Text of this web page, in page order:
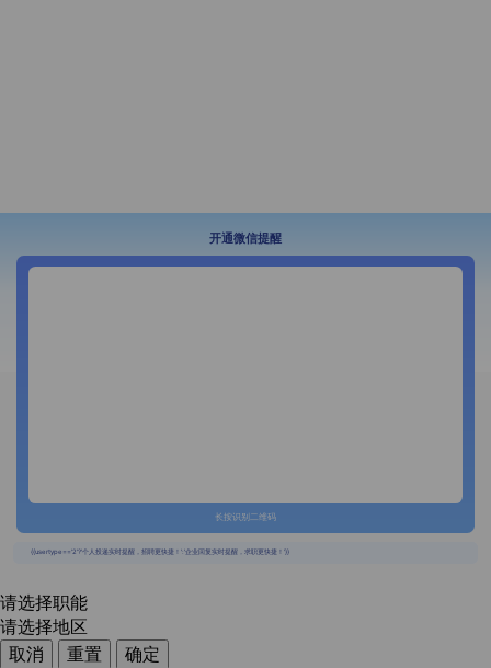
开通微信提醒
长按识别二维码
{{usertype=='2'?'个人投递实时提醒，招聘更快捷！':'企业回复实时提醒，求职更快捷！'}}
请选择职能
请选择地区
取消
重置
确定